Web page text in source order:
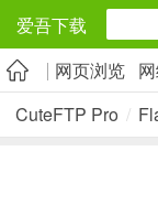
爱吾下载
安卓应
旅游出行
网页浏览
CuteFTP Pro /